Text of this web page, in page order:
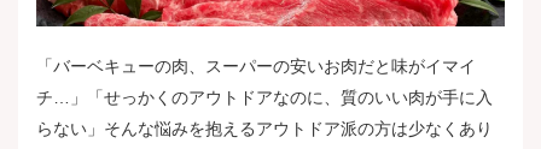
「バーベキューの肉、スーパーの安いお肉だと味がイマイ
チ…」「せっかくのアウトドアなのに、質のいい肉が手に入
らない」そんな悩みを抱えるアウトドア派の方は少なくあり